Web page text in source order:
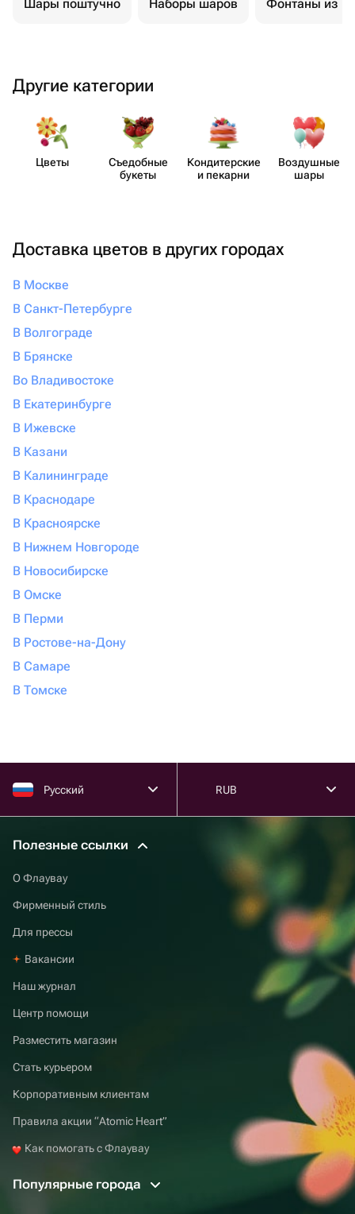
за штуку — от 100 руб, но, учитывая порядок сервиса и
Шары поштучно Наборы шаров Фонтаны из
Другие категории
Цветы
Съедобные
букеты
Кондит​ерские
и пекарни
Воздушные
шары
Доставка цветов в других городах
В Москве
В Санкт-Петербурге
В Волгограде
В Брянске
Во Владивостоке
В Екатеринбурге
В Ижевске
В Казани
В Калининграде
В Краснодаре
В Красноярске
В Нижнем Новгороде
В Новосибирске
В Омске
В Перми
В Ростове-на-Дону
В Самаре
В Томске
Русский RUB
Полезные ссылки
О Флаувау
Фирменный стиль
Для прессы
Вакансии
Наш журнал
Центр помощи
Разместить магазин
Стать курьером
Корпоративным клиентам
Правила акции “Atomic Heart”
Как помогать с Флаувау
Популярные города